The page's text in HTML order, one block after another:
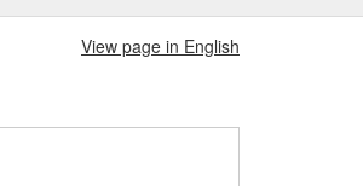
View page in English